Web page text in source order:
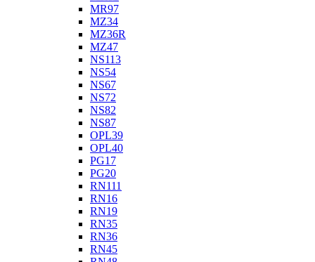
MR97
MZ34
MZ36R
MZ47
NS113
NS54
NS67
NS72
NS82
NS87
OPL39
OPL40
PG17
PG20
RN111
RN16
RN19
RN35
RN36
RN45